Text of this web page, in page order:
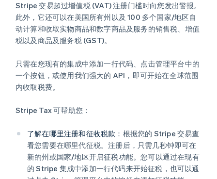
Stripe 交易超过增值税 (VAT) 注册门槛时向您发出警报。
此外，它还可以在美国所有州以及 100 多个国家/地区自
动计算和收取实物商品和数字商品及服务的销售税、增值
税以及商品及服务税 (GST)。
只需在您现有的集成中添加一行代码、点击管理平台中的
一个按钮，或使用我们强大的 API，即可开始在全球范围
内收取税费。
Stripe Tax 可帮助您：
了解在哪里注册和征收税款 ：根据您的 Stripe 交易查
看您需要在哪里代征税。注册后，只需几秒钟即可在
新的州或国家/地区开启征税功能。您可以通过在现有
的 Stripe 集成中添加一行代码来开始征税，也可以通